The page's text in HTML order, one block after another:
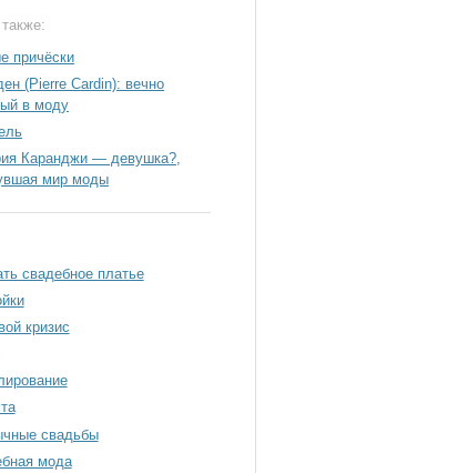
причёски
(Pierre Cardin): вечно
в моду
Каранджи — девушка?,
мир моды
свадебное платье
кризис
свадьбы
мода